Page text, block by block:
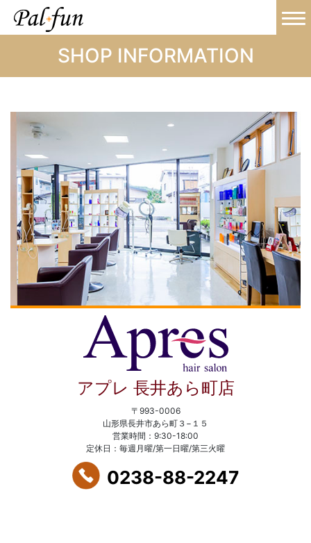
SHOP INFORMATION
アプレ 長井あら町店
〒993-0006
山形県長井市あら町３−１５
営業時間：9:30-18:00
定休日：毎週月曜/第一日曜/第三火曜
0238-88-2247